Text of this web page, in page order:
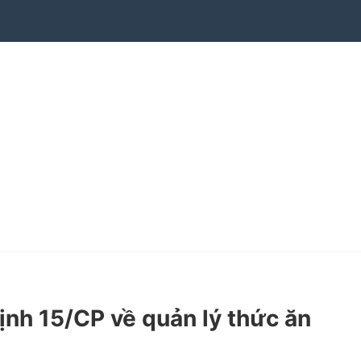
15/CP về quản lý thức ăn